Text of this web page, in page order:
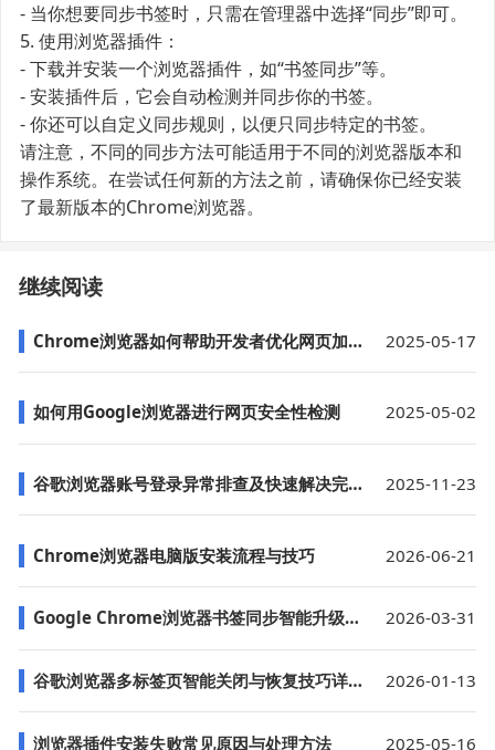
- 当你想要同步书签时，只需在管理器中选择“同步”即可。
5. 使用浏览器插件：
- 下载并安装一个浏览器插件，如“书签同步”等。
- 安装插件后，它会自动检测并同步你的书签。
- 你还可以自定义同步规则，以便只同步特定的书签。
请注意，不同的同步方法可能适用于不同的浏览器版本和
操作系统。在尝试任何新的方法之前，请确保你已经安装
了最新版本的Chrome浏览器。
继续阅读
Chrome浏览器如何帮助开发者优化网页加载过程 2025-05-17
如何用Google浏览器进行网页安全性检测 2025-05-02
谷歌浏览器账号登录异常排查及快速解决完整教程 2025-11-23
Chrome浏览器电脑版安装流程与技巧 2026-06-21
Google Chrome浏览器书签同步智能升级方法 2026-03-31
谷歌浏览器多标签页智能关闭与恢复技巧详解 2026-01-13
浏览器插件安装失败常见原因与处理方法 2025-05-16